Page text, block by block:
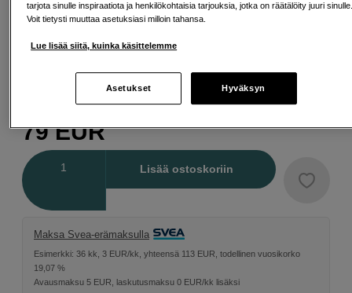
79 EUR
Lisää ostoskoriin
Maksa Svea-erämaksulla
Esimerkki: 36 kk, 3 EUR/kk, yhteensä 113 EUR, todellinen vuosikorko
19,07 %
Avausmaksu 5 EUR, laskutusmaksu 0 EUR/kk lisäksi
tarjota sinulle inspiraatiota ja henkilökohtaisia tarjouksia, jotka on räätälöity juuri
Voit tietysti muuttaa asetuksiasi milloin tahansa.
Lue lisää siitä, kuinka käsittelemme
Asetukset Hyväksyn